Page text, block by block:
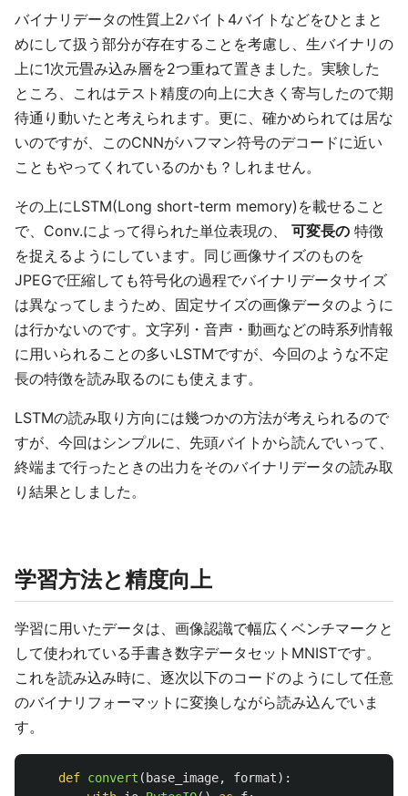
バイナリデータの性質上2バイト4バイトなどをひとまと
めにして扱う部分が存在することを考慮し、生バイナリの
上に1次元畳み込み層を2つ重ねて置きました。実験した
ところ、これはテスト精度の向上に大きく寄与したので期
待通り動いたと考えられます。更に、確かめられては居な
いのですが、このCNNがハフマン符号のデコードに近い
こともやってくれているのかも？しれません。
その上にLSTM(Long short-term memory)を載せること
で、Conv.によって得られた単位表現の、 可変長の 特徴
を捉えるようにしています。同じ画像サイズのものを
JPEGで圧縮しても符号化の過程でバイナリデータサイズ
は異なってしまうため、固定サイズの画像データのように
は行かないのです。文字列・音声・動画などの時系列情報
に用いられることの多いLSTMですが、今回のような不定
長の特徴を読み取るのにも使えます。
LSTMの読み取り方向には幾つかの方法が考えられるので
すが、今回はシンプルに、先頭バイトから読んでいって、
終端まで行ったときの出力をそのバイナリデータの読み取
り結果としました。
学習方法と精度向上
学習に用いたデータは、画像認識で幅広くベンチマークと
して使われている手書き数字データセットMNISTです。
これを読み込み時に、逐次以下のコードのようにして任意
のバイナリフォーマットに変換しながら読み込んでいま
す。
def convert ( base_image, format):